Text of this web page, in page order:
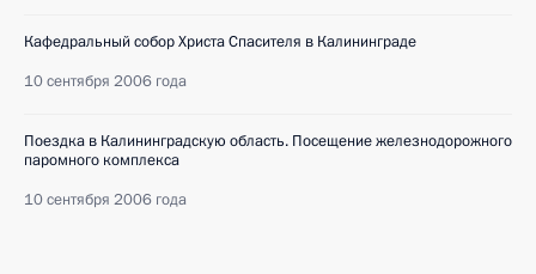
Кафедральный собор Христа Спасителя в Калининграде
10 сентября 2006 года
Поездка в Калининградскую область. Посещение железнодорожного
паромного комплекса
10 сентября 2006 года